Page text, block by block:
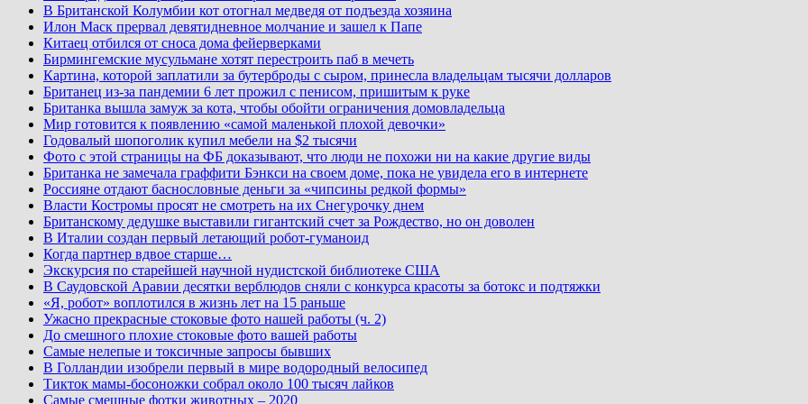
В Британской Колумбии кот отогнал медведя от подъезда хозяина
Илон Маск прервал девятидневное молчание и зашел к Папе
Китаец отбился от сноса дома фейерверками
Бирмингемские мусульмане хотят перестроить паб в мечеть
Картина, которой заплатили за бутерброды с сыром, принесла владельцам тысячи долларов
Британец из-за пандемии 6 лет прожил с пенисом, пришитым к руке
Британка вышла замуж за кота, чтобы обойти ограничения домовладельца
Мир готовится к появлению «самой маленькой плохой девочки»
Годовалый шопоголик купил мебели на $2 тысячи
Фото с этой страницы на ФБ доказывают, что люди не похожи ни на какие другие виды
Британка не замечала граффити Бэнкси на своем доме, пока не увидела его в интернете
Россияне отдают баснословные деньги за «чипсины редкой формы»
Власти Костромы просят не смотреть на их Снегурочку днем
Британскому дедушке выставили гигантский счет за Рождество, но он доволен
В Италии создан первый летающий робот-гуманоид
Когда партнер вдвое старше…
Экскурсия по старейшей научной нудистской библиотеке США
В Саудовской Аравии десятки верблюдов сняли с конкурса красоты за ботокс и подтяжки
«Я, робот» воплотился в жизнь лет на 15 раньше
Ужасно прекрасные стоковые фото нашей работы (ч. 2)
До смешного плохие стоковые фото вашей работы
Самые нелепые и токсичные запросы бывших
В Голландии изобрели первый в мире водородный велосипед
Тикток мамы-босоножки собрал около 100 тысяч лайков
Самые смешные фотки животных – 2020